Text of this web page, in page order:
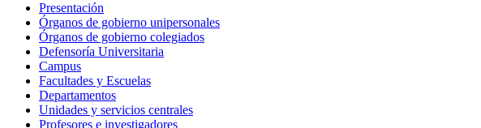
Presentación
Órganos de gobierno unipersonales
Órganos de gobierno colegiados
Defensoría Universitaria
Campus
Facultades y Escuelas
Departamentos
Unidades y servicios centrales
Profesores e investigadores